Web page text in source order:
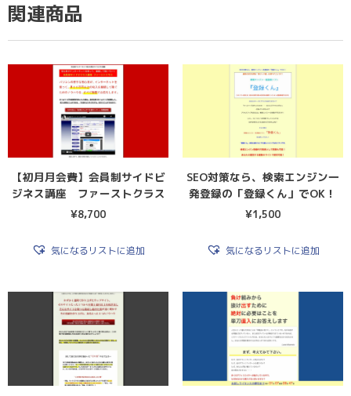
関連商品
【初月月会費】会員制サイドビ
ジネス講座 ファーストクラス
¥8,700
気になるリストに追加
SEO対策なら、検索エンジン一
発登録の「登録くん」でOK！
¥1,500
気になるリストに追加